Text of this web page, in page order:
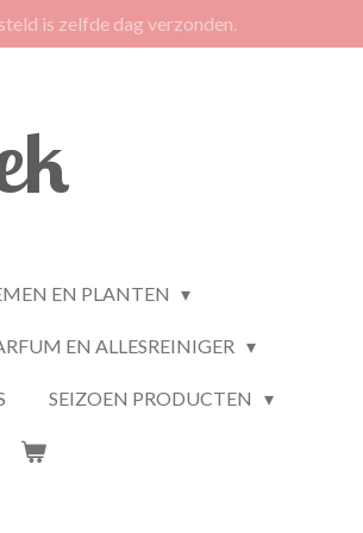
is zelfde dag verzonden.
EN PLANTEN
EN ALLESREINIGER
SEIZOEN PRODUCTEN